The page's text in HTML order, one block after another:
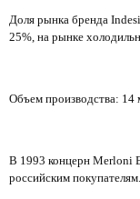
Доля рынка бренда
25%, на рынке
Объем производства: 14
В 1993 концерн Merloni
российским покупателям.